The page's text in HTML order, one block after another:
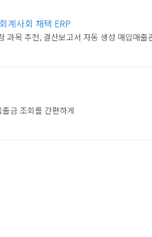
계사회 채택 ERP
과목 추천, 결산보고서 자동 생성 매입매출
금 조회를 간편하게